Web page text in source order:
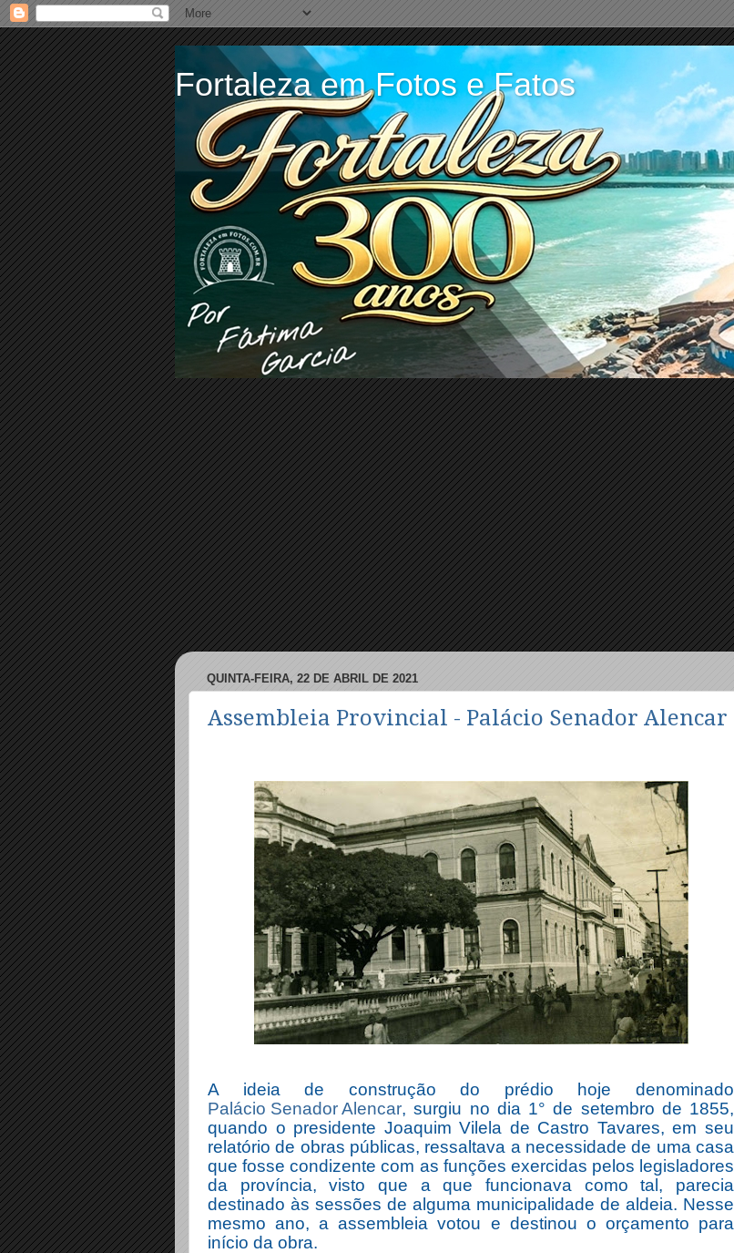
Fortaleza em Fotos e Fatos
QUINTA-FEIRA, 22 DE ABRIL DE 2021
Assembleia Provincial - Palácio Senador Alencar
A ideia de construção do prédio hoje denominado
Palácio Senador Alencar, surgiu no dia 1° de setembro de 1855,
quando o presidente Joaquim Vilela de Castro Tavares, em seu
relatório de obras públicas, ressaltava a necessidade de uma casa
que fosse condizente com as funções exercidas pelos legisladores
da província, visto que a que funcionava como tal, parecia
destinado às sessões de alguma municipalidade de aldeia. Nesse
mesmo ano, a assembleia votou e destinou o orçamento para
início da obra.